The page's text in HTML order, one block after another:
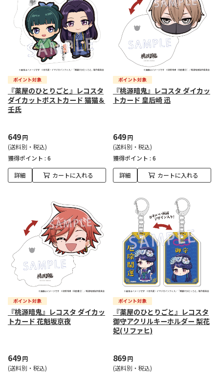
『薬屋のひとりごと』レコスタ
ダイカットポストカード 猫猫＆
壬氏
649円
(送料別・税込)
獲得ポイント : 6
詳細 カートに入れる
『桃源暗鬼』レコスタ ダイカッ
トカード 皇后崎 迅
649円
(送料別・税込)
獲得ポイント : 6
詳細 カートに入れる
『桃源暗鬼』レコスタ ダイカッ
トカード 花魁坂京夜
649円
(送料別・税込)
『薬屋のひとりごと』レコスタ
御守アクリルキーホルダー 梨花
妃(リファヒ)
869円
(送料別・税込)